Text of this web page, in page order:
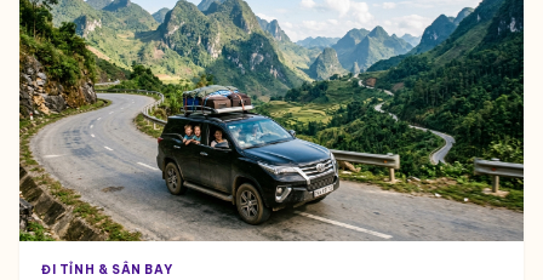
ĐI TỈNH & SÂN BAY